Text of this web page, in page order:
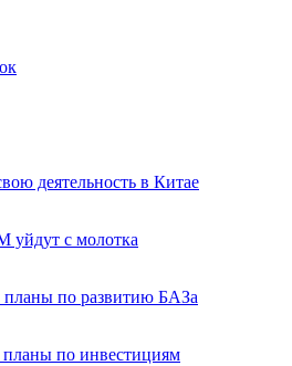
деятельность в Китае
уйдут с молотка
планы по развитию БАЗа
по инвестициям